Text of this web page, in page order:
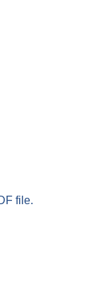
file.